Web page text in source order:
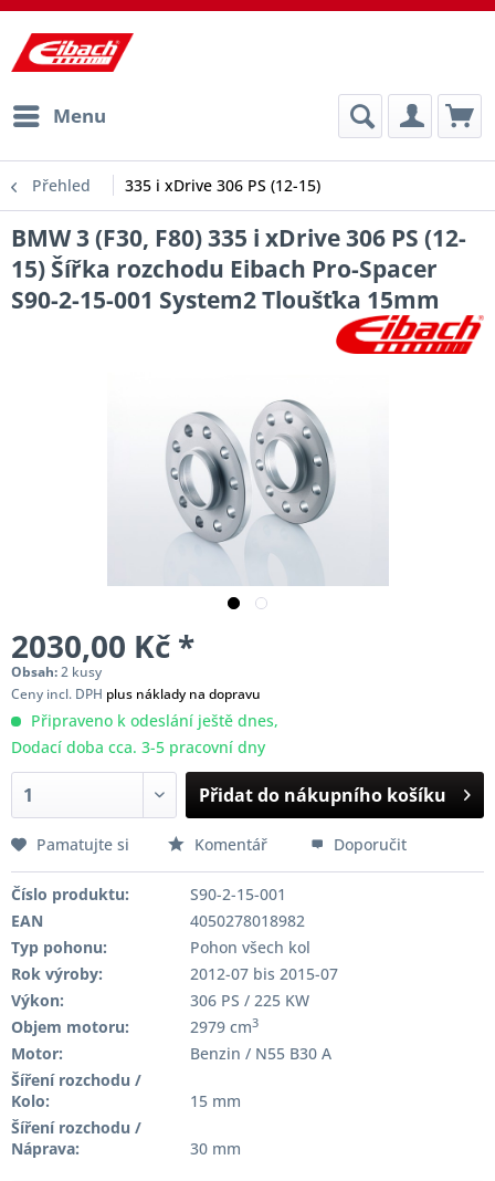
Menu
Přehled 335 i xDrive 306 PS (12-15)
BMW 3 (F30, F80) 335 i xDrive 306 PS (12-
15) Šířka rozchodu Eibach Pro-Spacer
S90-2-15-001 System2 Tloušťka 15mm
2030,00 Kč *
Obsah:2 kusy
Ceny incl. DPH plus náklady na dopravu
Připraveno k odeslání ještě dnes,
Dodací doba cca. 3-5 pracovní dny
Přidat do nákupního košíku
Pamatujte si Komentář Doporučit
Číslo produktu:
S90-2-15-001
EAN
4050278018982
Typ pohonu:
Pohon všech kol
Rok výroby:
2012-07 bis 2015-07
Výkon:
306 PS / 225 KW
Objem motoru:
2979 cm3
Motor:
Benzin / N55 B30 A
Šíření rozchodu /
Kolo:
15 mm
Šíření rozchodu /
Náprava:
30 mm